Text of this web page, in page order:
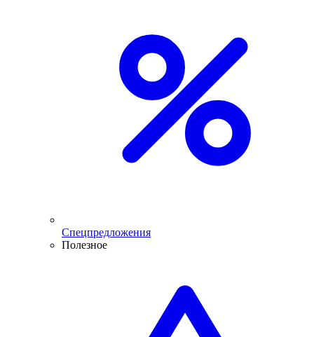
Спецпредложения
Полезное